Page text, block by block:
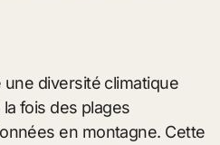
une diversité climatique
fois des plages
en montagne. Cette